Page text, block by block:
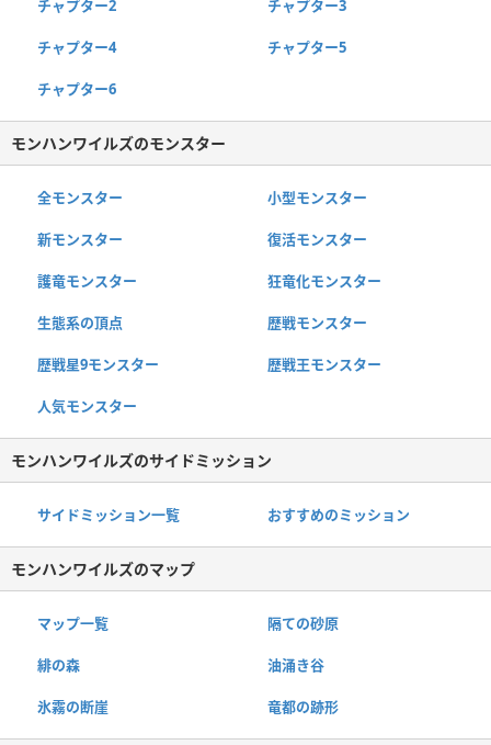
チャプター2 チャプター3
チャプター4 チャプター5
チャプター6
モンハンワイルズのモンスター
全モンスター 小型モンスター
新モンスター 復活モンスター
護竜モンスター 狂竜化モンスター
生態系の頂点 歴戦モンスター
歴戦星9モンスター 歴戦王モンスター
人気モンスター
モンハンワイルズのサイドミッション
サイドミッション一覧 おすすめのミッション
モンハンワイルズのマップ
マップ一覧 隔ての砂原
緋の森 油涌き谷
氷霧の断崖 竜都の跡形